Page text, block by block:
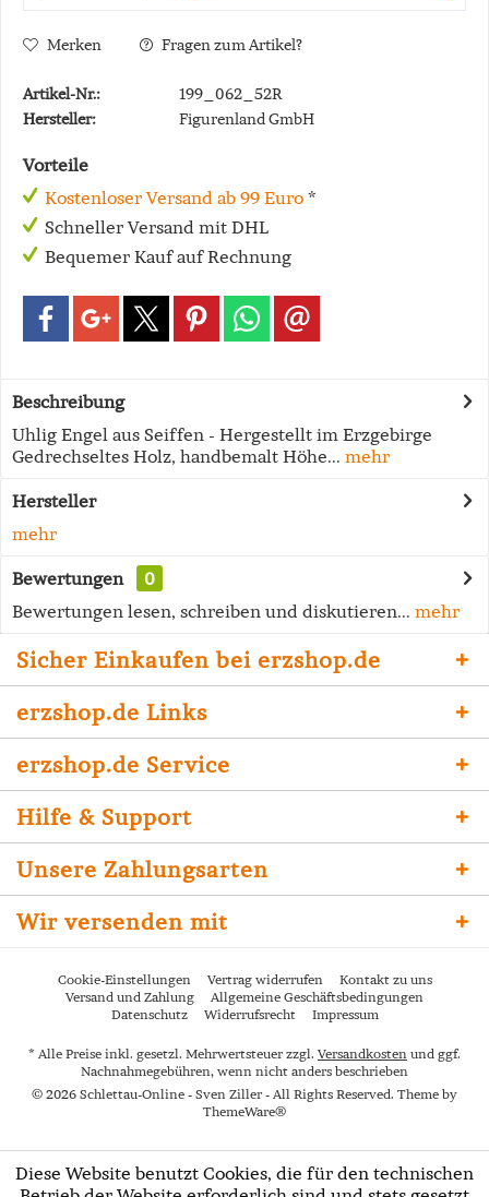
Merken Fragen zum Artikel?
Artikel-Nr.:
199_062_52R
Hersteller:
Figurenland GmbH
Vorteile
Kostenloser Versand ab 99 Euro *
Schneller Versand mit DHL
Bequemer Kauf auf Rechnung
Beschreibung
Uhlig Engel aus Seiffen - Hergestellt im Erzgebirge
Gedrechseltes Holz, handbemalt Höhe... mehr
Hersteller
mehr
Bewertungen
0
Bewertungen lesen, schreiben und diskutieren... mehr
Sicher Einkaufen bei erzshop.de
erzshop.de Links
erzshop.de Service
Hilfe & Support
Unsere Zahlungsarten
Wir versenden mit
Cookie-Einstellungen Vertrag widerrufen
Kontakt zu uns
Versand und Zahlung
Allgemeine Geschäftsbedingungen
Datenschutz
Widerrufsrecht Impressum
* Alle Preise inkl. gesetzl. Mehrwertsteuer zzgl. Versandkosten und ggf.
Nachnahmegebühren, wenn nicht anders beschrieben
© 2026 Schlettau-Online - Sven Ziller - All Rights Reserved. Theme by
ThemeWare®
Diese Website benutzt Cookies, die für den technischen